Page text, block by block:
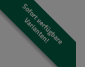
S
o
f
o
r
t
v
e
r
f
ü
g
b
a
r
e
V
a
r
i
a
n
t
e
n
!